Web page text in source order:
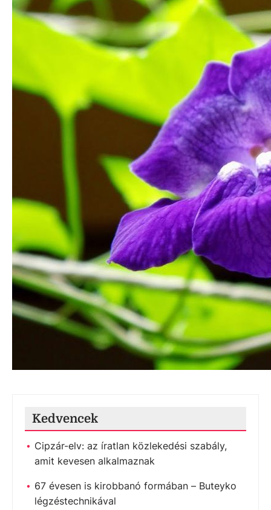
Kedvencek
Cipzár-elv: az íratlan közlekedési szabály,
amit kevesen alkalmaznak
67 évesen is kirobbanó formában – Buteyko
légzéstechnikával